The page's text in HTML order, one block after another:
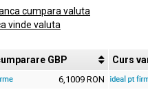
cumpara valuta
vinde valuta
GBP Curs
6,1009 RON